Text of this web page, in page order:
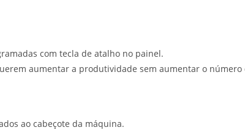
com tecla de atalho no painel.
aumentar a produtividade sem aumentar o
ao cabeçote da máquina.